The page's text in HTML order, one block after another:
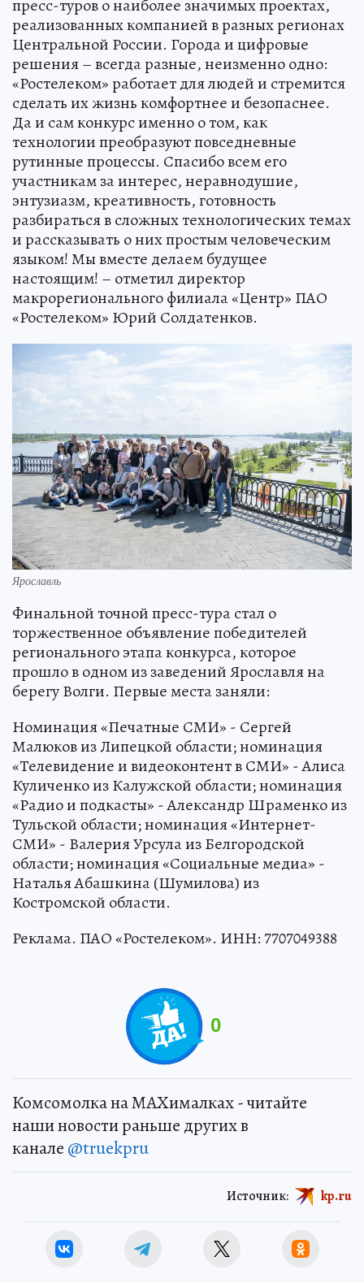
пресс-туров о наиболее значимых проектах,
реализованных компанией в разных регионах
Центральной России. Города и цифровые
решения – всегда разные, неизменно одно:
«Ростелеком» работает для людей и стремится
сделать их жизнь комфортнее и безопаснее.
Да и сам конкурс именно о том, как
технологии преобразуют повседневные
рутинные процессы. Спасибо всем его
участникам за интерес, неравнодушие,
энтузиазм, креативность, готовность
разбираться в сложных технологических темах
и рассказывать о них простым человеческим
языком! Мы вместе делаем будущее
настоящим! – отметил директор
макрорегионального филиала «Центр» ПАО
«Ростелеком» Юрий Солдатенков.
Ярославль
Финальной точной пресс-тура стал о
торжественное объявление победителей
регионального этапа конкурса, которое
прошло в одном из заведений Ярославля на
берегу Волги. Первые места заняли:
Номинация «Печатные СМИ» - Сергей
Малюков из Липецкой области; номинация
«Телевидение и видеоконтент в СМИ» - Алиса
Куличенко из Калужской области; номинация
«Радио и подкасты» - Александр Шраменко из
Тульской области; номинация «Интернет-
СМИ» - Валерия Урсула из Белгородской
области; номинация «Социальные медиа» -
Наталья Абашкина (Шумилова) из
Костромской области.
Реклама. ПАО «Ростелеком». ИНН: 7707049388
0
Комсомолка на MAXималках - читайте
наши новости раньше других в
канале @truekpru
Источник: kp.ru